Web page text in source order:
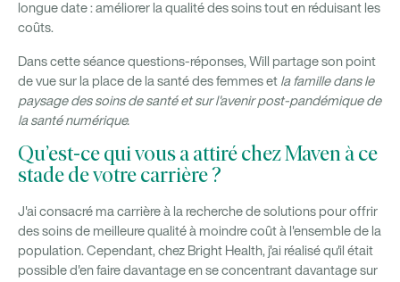
longue date : améliorer la qualité des soins tout en réduisant les
coûts.
Dans cette séance questions-réponses, Will partage son point
de vue sur la place de la santé des femmes et la famille dans le
paysage des soins de santé et sur l'avenir post-pandémique de
la santé numérique.
Qu’est-ce qui vous a attiré chez Maven à ce
stade de votre carrière ?
J'ai consacré ma carrière à la recherche de solutions pour offrir
des soins de meilleure qualité à moindre coût à l'ensemble de la
population. Cependant, chez Bright Health, j'ai réalisé qu'il était
possible d'en faire davantage en se concentrant davantage sur